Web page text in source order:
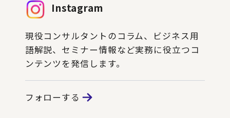
Instagram
現役コンサルタントのコラム、ビジネス用
語解説、セミナー情報など実務に役立つコ
ンテンツを発信します。
フォローする